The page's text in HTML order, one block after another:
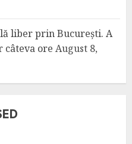
liber prin București. A
câteva ore August 8,